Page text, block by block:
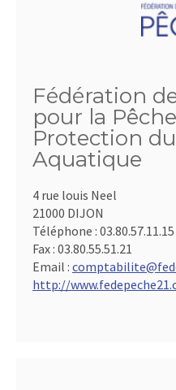
Fédération
pour la
Protection
Aquatique
4 rue louis Neel
21000 DIJON
Téléphone : 03.80.57.11.15
Fax : 03.80.55.51.21
Email :
http://